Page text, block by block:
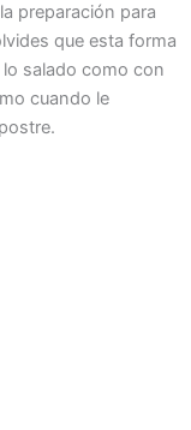
preparación para
que esta forma
salado como con
cuando le